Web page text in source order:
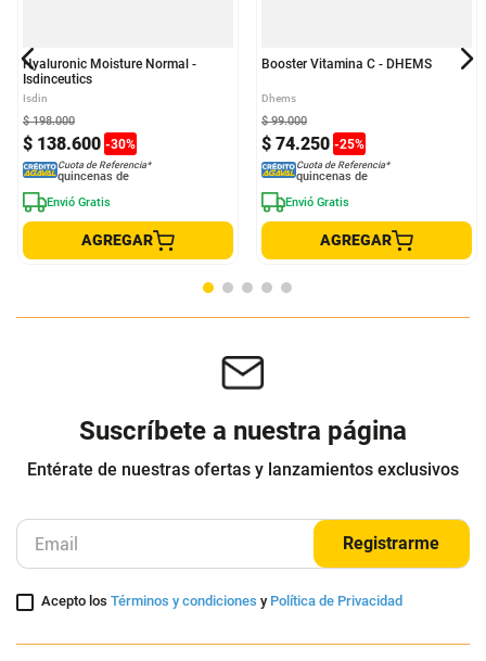
Hyaluronic Moisture Normal -
Isdinceutics
Isdin
$ 138.600 -30%
$ 198.000
Cuota de Referencia*
quincenas de
Envió Gratis
AGREGAR
Booster Vitamina C - DHEMS
Dhems
$ 74.250 -25%
$ 99.000
Cuota de Referencia*
quincenas de
Envió Gratis
AGREGAR
Suscríbete a nuestra página
Entérate de nuestras ofertas y lanzamientos exclusivos
Registrarme
Acepto losTérminos y condiciones y Política de Privacidad